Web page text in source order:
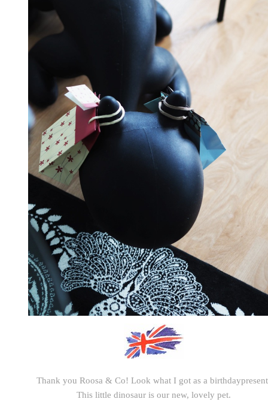
Thank you Roosa & Co! Look what I got as a
This little dinosaur is our new, lovely pet.